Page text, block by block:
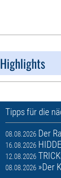
Highlights
Tipps für die
08.08.2026 Der
16.08.2026
12.08.2026
08.08.2026 »Der